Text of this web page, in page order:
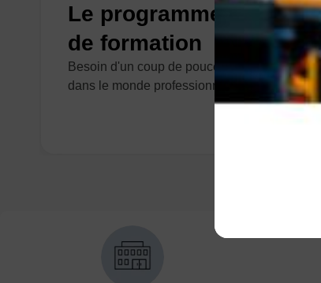
Le programme régional
de formation
Besoin d'un coup de pouce pour vous inserrez
dans le monde professionnelle ?